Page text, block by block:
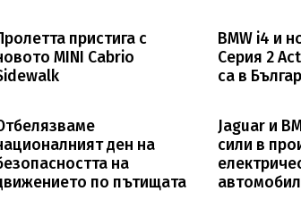
пристига с
MINI Cabrio
BMW i4 и
Серия 2
са в
ден на
на
по пътищата
Jaguar и
сили в